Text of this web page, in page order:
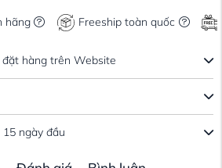
hãng Freeship toàn quốc
hàng trên Website
ngày đầu